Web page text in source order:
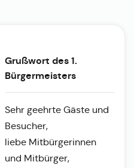
Grußwort des 1.
Bürgermeisters
Sehr geehrte Gäste und
Besucher,
liebe Mitbürgerinnen
und Mitbürger,